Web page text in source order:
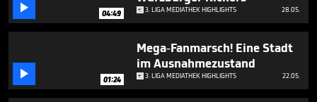
 04:49 3. LIGA MEDIATHEK HIGHLIGHTS 28.05.
 01:24
Mega-Fanmarsch! Eine Stadt
im Ausnahmezustand
3. LIGA MEDIATHEK HIGHLIGHTS 22.05.